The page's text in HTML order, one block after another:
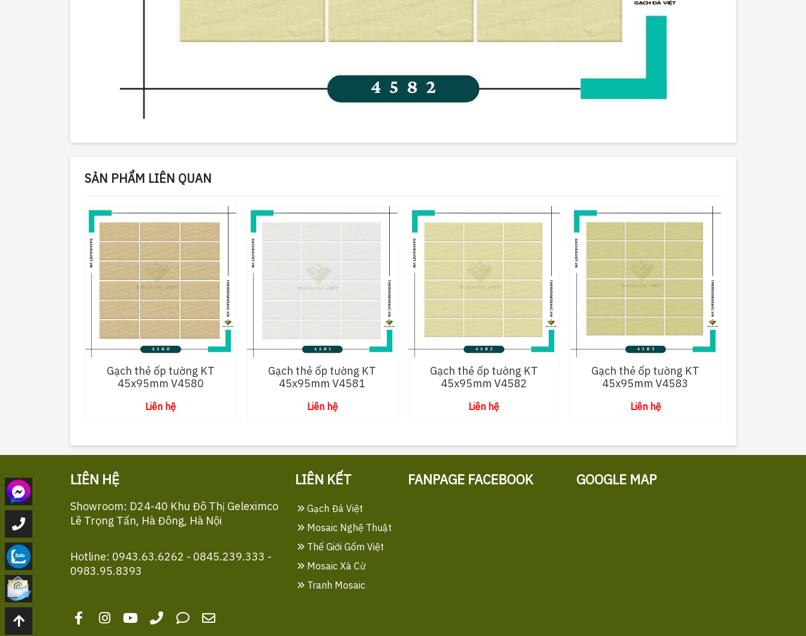
SẢN PHẨM LIÊN QUAN
Gạch thẻ ốp tường KT
45x95mm V4580
Liên hệ
Gạch thẻ ốp tường KT
45x95mm V4581
Liên hệ
Gạch thẻ ốp tường KT
45x95mm V4582
Liên hệ
Gạch thẻ ốp tường KT
45x95mm V4583
Liên hệ
LIÊN HỆ
Showroom: D24-40 Khu Đô Thị Geleximco
Lê Trọng Tấn, Hà Đông, Hà Nội
Hotline: 0943.63.6262 - 0845.239.333 -
0983.95.8393
LIÊN KẾT
Gạch Đá Việt
Mosaic Nghệ Thuật
Thế Giới Gốm Việt
Mosaic Xà Cừ
Tranh Mosaic
FANPAGE FACEBOOK GOOGLE MAP